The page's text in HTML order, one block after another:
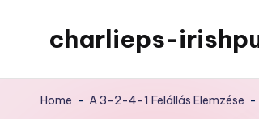
charlieps-
Home - A 3-2-4-1 Felállás Elemzése -